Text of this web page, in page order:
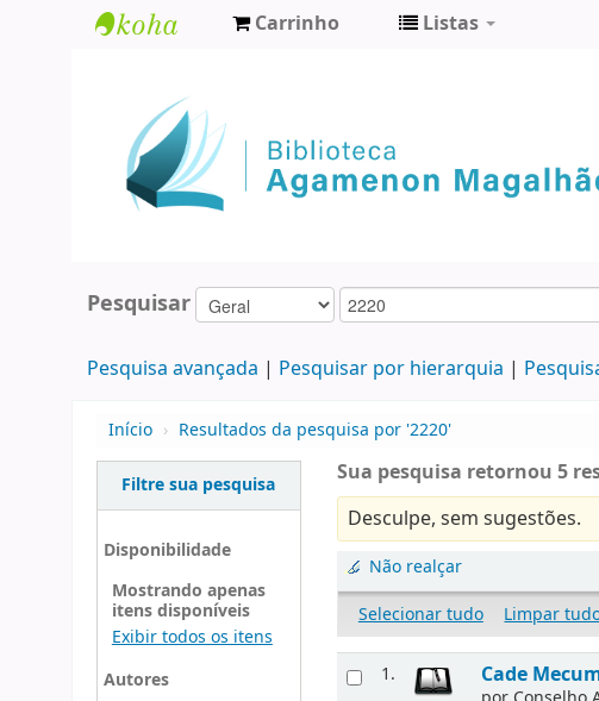
Agamenon
Magalhães
Carrinho Listas
Pesquisar
Pesquisa avançada Pesquisar por hierarquia
Início › Resultados da pesquisa por '2220'
Filtre sua pesquisa
Disponibilidade
Mostrando apenas
itens disponíveis
Exibir todos os itens
Autores
Sua pesquisa retornou 5
Desculpe, sem sugestões.
Não realçar
Selecionar tudo
Limpar
1. Cade